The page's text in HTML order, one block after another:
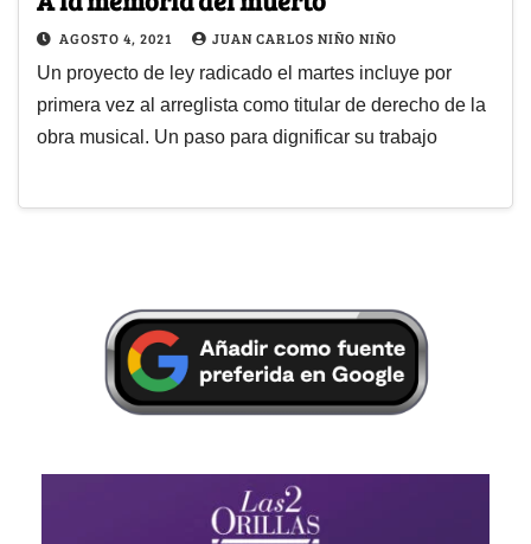
AGOSTO 4, 2021 JUAN CARLOS NIÑO NIÑO
Un proyecto de ley radicado el martes incluye por
primera vez al arreglista como titular de derecho de la
obra musical. Un paso para dignificar su trabajo